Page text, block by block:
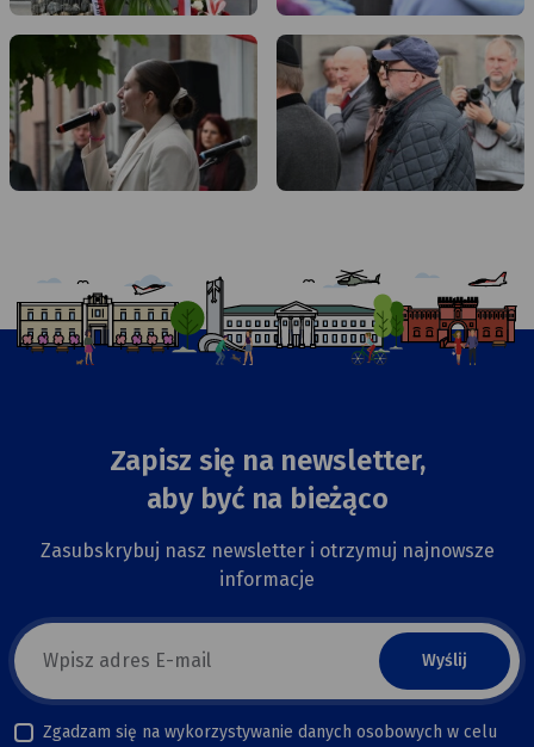
dsc-
1343.jpg
dsc-
1365.jpg
Zapisz się na newsletter,
aby być na bieżąco
Zasubskrybuj nasz newsletter i otrzymuj najnowsze
informacje
E-
mail
Zgadzam się na wykorzystywanie danych osobowych w celu